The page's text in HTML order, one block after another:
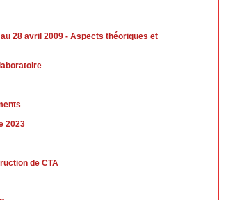
28 avril 2009 - Aspects théoriques et
2023
de CTA